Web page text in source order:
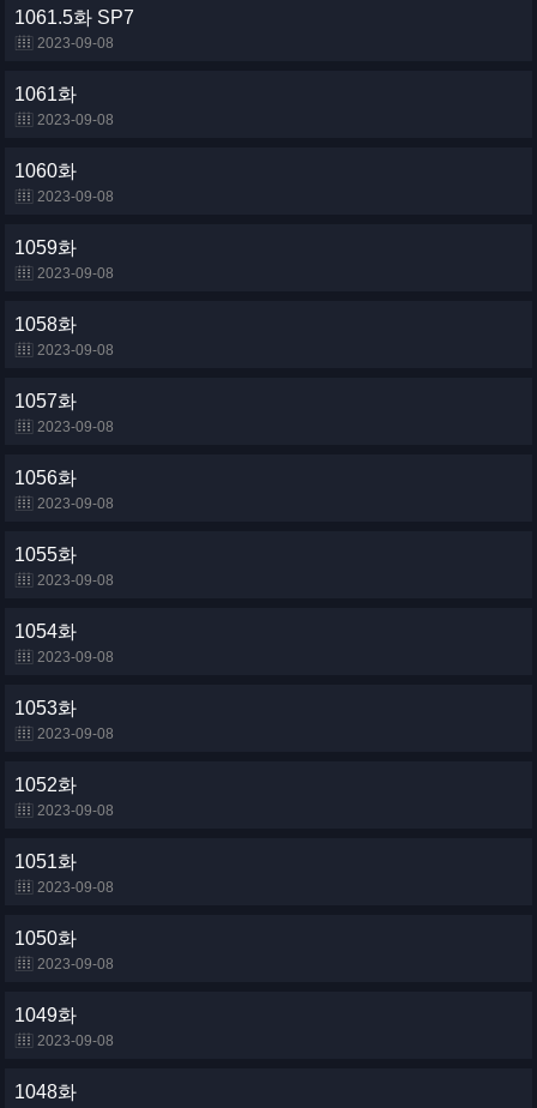
1061.5화 SP7
2023-09-08
1061화
2023-09-08
1060화
2023-09-08
1059화
2023-09-08
1058화
2023-09-08
1057화
2023-09-08
1056화
2023-09-08
1055화
2023-09-08
1054화
2023-09-08
1053화
2023-09-08
1052화
2023-09-08
1051화
2023-09-08
1050화
2023-09-08
1049화
2023-09-08
1048화